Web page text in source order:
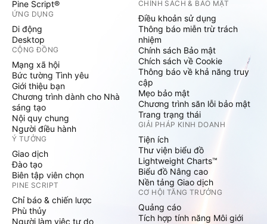
Pine Script®
ỨNG DỤNG
Di động
Desktop
CỘNG ĐỒNG
Mạng xã hội
Bức tường Tình yêu
Giới thiệu bạn
Chương trình dành cho Nhà
sáng tạo
Nội quy chung
Người điều hành
Ý TƯỞNG
Giao dịch
Đào tạo
Biên tập viên chọn
PINE SCRIPT
Chỉ báo & chiến lược
Phù thủy
Người làm việc tự do
CHÍNH SÁCH & BẢO MẬT
Điều khoản sử dụng
Thông báo miễn trừ trách
nhiệm
Chính sách Bảo mật
Chích sách về Cookie
Thông báo về khả năng truy
cập
Mẹo bảo mật
Chương trình săn lỗi bảo mật
Trang trạng thái
GIẢI PHÁP KINH DOANH
Tiện ích
Thư viện biểu đồ
Lightweight Charts™
Biểu đồ Nâng cao
Nền tảng Giao dịch
CƠ HỘI TĂNG TRƯỞNG
Quảng cáo
Tích hợp tính năng Môi giới